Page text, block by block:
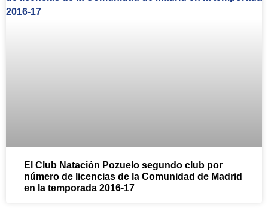
El Club Natación Pozuelo segundo club por
número de licencias de la Comunidad de Madrid
en la temporada 2016-17